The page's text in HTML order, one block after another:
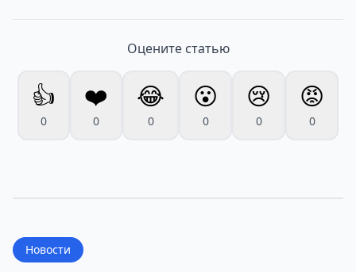
Оцените статью
👍
0
❤️
0
😂
0
😮
0
😢
0
😡
0
Новости